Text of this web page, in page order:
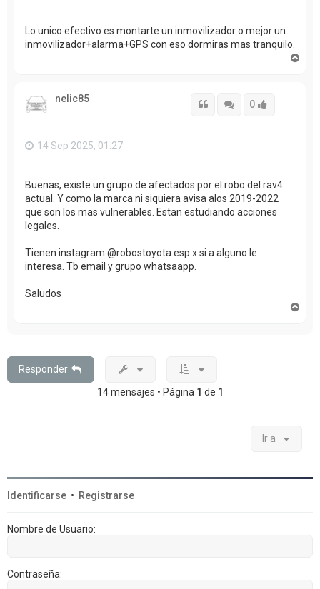
Lo unico efectivo es montarte un inmovilizador o mejor un
inmovilizador+alarma+GPS con eso dormiras mas tranquilo.
nelic85 Citar 0
Citar
14 Sep 2025, 01:27
Buenas, existe un grupo de afectados por el robo del rav4
actual. Y como la marca ni siquiera avisa alos 2019-2022
que son los mas vulnerables. Estan estudiando acciones
legales.
Tienen instagram @robostoyota.esp x si a alguno le
interesa. Tb email y grupo whatsaapp.
Saludos
Responder
14 mensajes • Página 1 de 1
Ir a
Identificarse • Registrarse
Nombre de Usuario:
Contraseña: